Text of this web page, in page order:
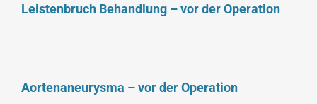
Leistenbruch Behandlung – vor der Operation
Aortenaneurysma – vor der Operation